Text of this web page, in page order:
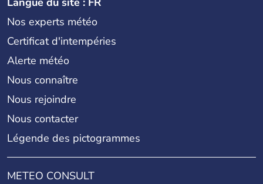
Nos experts météo
Certificat d'intempéries
Alerte météo
Nous connaître
Nous rejoindre
Nous contacter
Légende des pictogrammes
METEO CONSULT